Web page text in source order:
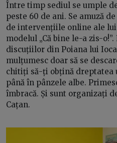
Între timp sediul se umple
peste 60 de ani. Se amuză
de intervențiile online ale lui
modelul „Că bine le-a zis-
discuțiilor din Poiana lui
mulțumesc doar să se
chitiți să-ți obțină dreptatea
până în pânzele albe.
îmbracă. Și sunt organizați
Cațan.